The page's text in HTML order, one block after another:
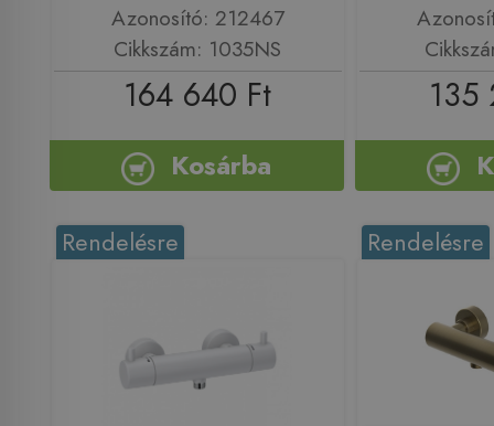
Azonosító: 212467
Cikkszám: 1035NS
164 640 Ft
Kosárba
135
Rendelésre Rendelésre